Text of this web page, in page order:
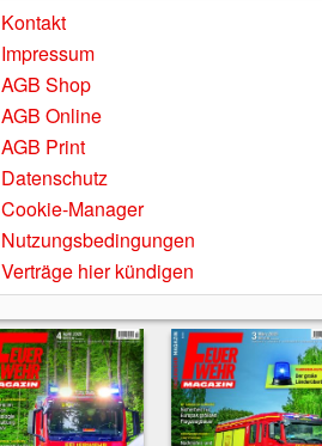
Kontakt
Impressum
AGB Shop
AGB Online
AGB Print
Datenschutz
Cookie-Manager
Nutzungsbedingungen
Verträge hier kündigen